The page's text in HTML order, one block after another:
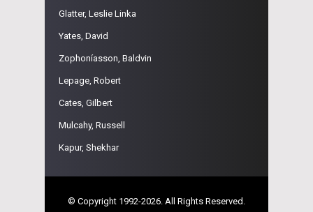
Glatter, Leslie Linka
Yates, David
Zophoníasson, Baldvin
Lepage, Robert
Cates, Gilbert
Mulcahy, Russell
Kapur, Shekhar
© Copyright 1992-2026. All Rights Reserved.